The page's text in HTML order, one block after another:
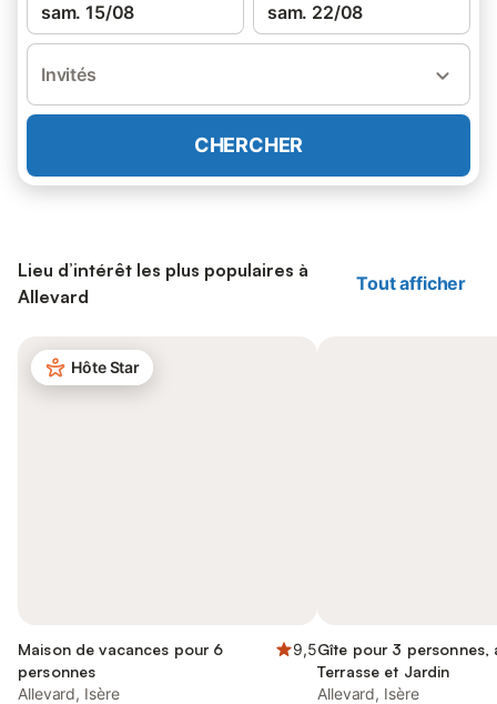
sam. 15/08 sam. 22/08
Invités
CHERCHER
Lieu d’intérêt les plus populaires à
Allevard
Tout afficher
Hôte Star
Maison de vacances pour 6
personnes
9,5
Allevard, Isère
Gîte pour 3 personnes,
Terrasse et Jardin
Allevard, Isère